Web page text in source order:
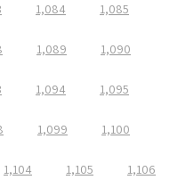
1,084 1,085
1,089 1,090
1,094 1,095
1,099 1,100
1,104 1,105 1,106